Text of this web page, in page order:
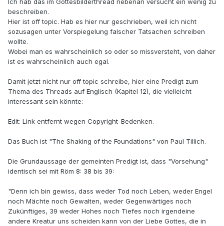
beschreiben.
Hier ist off topic. Hab es hier nur geschrieben, weil ich nicht
sozusagen unter Vorspiegelung falscher Tatsachen schreiben
wollte.
Wobei man es wahrscheinlich so oder so missversteht, von daher
ist es wahrscheinlich auch egal.
Damit jetzt nicht nur off topic schreibe, hier eine Predigt zum
Thema des Threads auf Englisch (Kapitel 12), die vielleicht
interessant sein könnte:
Edit: Link entfernt wegen Copyright-Bedenken.
Das Buch ist "The Shaking of the Foundations" von Paul Tillich.
Die Grundaussage der gemeinten Predigt ist, dass "Vorsehung"
identisch sei mit Röm 8: 38 bis 39:
"Denn ich bin gewiss, dass weder Tod noch Leben, weder Engel
noch Mächte noch Gewalten, weder Gegenwärtiges noch
Zukünftiges, 39 weder Hohes noch Tiefes noch irgendeine
andere Kreatur uns scheiden kann von der Liebe Gottes, die in